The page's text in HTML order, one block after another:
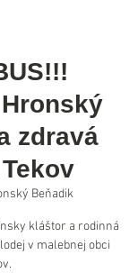
zdravá
Beňadik
kláštor a rodinná
v malebnej obci